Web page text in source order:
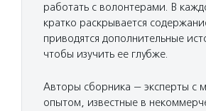
работать с волонтерами. В
кратко раскрывается
приводятся дополнительные
чтобы изучить ее глубже.
Авторы сборника — эксперты с
опытом, известные в